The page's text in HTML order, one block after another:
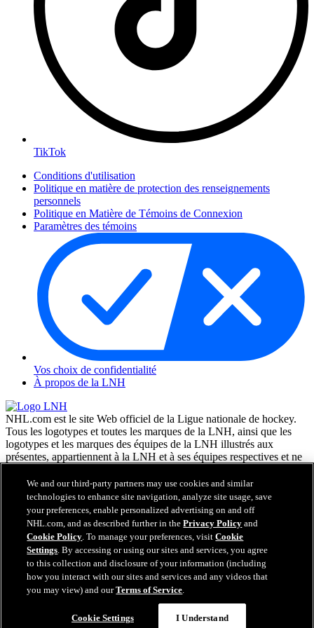
TikTok
Conditions d'utilisation
Politique en matière de protection des renseignements
personnels
Politique en Matière de Témoins de Connexion
Paramètres des témoins
Vos choix de confidentialité
À propos de la LNH
NHL.com est le site Web officiel de la Ligue nationale de hockey.
Tous les logotypes et toutes les marques de la LNH, ainsi que les
logotypes et les marques des équipes de la LNH illustrés aux
présentes, appartiennent à la LNH et à ses équipes respectives et ne
Enterprises, L.P. © LNH 2026. Tous droits réservés. Tous les
chandails d'équipe de la LNH personnalisés avec les noms des
joueurs de la LNH et leurs numéros sont officiellement sous license
de la LNH et de l'AJLNH. Le mot servant de marque Zamboni et la
configuration de la surfaceuse Zamboni sont des marques de
commerce déposées de Frank J. Zamboni & Co., Inc. © Frank J.
Zamboni & Co., Inc. 2026. Tous droits réservés. Toute autre marque
déposée ou tout droit d'auteur d'une tierce partie sont la propriété de
leurs auteurs respectifs. Tous droits réservés.
We and our third-party partners may use cookies and similar
technologies to enhance site navigation, analyze site usage, save
your preferences, enable personalized advertising on and off
NHL.com, and as described further in thePrivacy Policy and
Cookie Policy. To manage your preferences, visitCookie
Settings. By accessing or using our sites and services, you agree
to this collection and disclosure of your information (including
how you interact with our sites and services and any videos that
you may view) and ourTerms of Service.
Cookie Settings I Understand